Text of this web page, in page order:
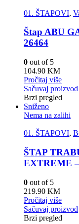
01. ŠTAPOVI,
Štap ABU
26464
0 out of 5
104.90 KM
Pročitaj više
Sačuvaj proizvod
Brzi pregled
Sniženo
Nema na zalihi
01. ŠTAPOVI,
ŠTAP
EXTREME –
0 out of 5
219.90 KM
Pročitaj više
Sačuvaj proizvod
Brzi pregled